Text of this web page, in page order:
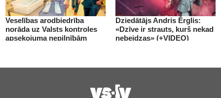
Veselības arodbiedrība
norāda uz Valsts kontroles
apsekojuma nepilnībām
Dziedātājs Andris Ērglis:
«Dzīve ir strauts, kurš nekad
nebeidzas» (+VIDEO)